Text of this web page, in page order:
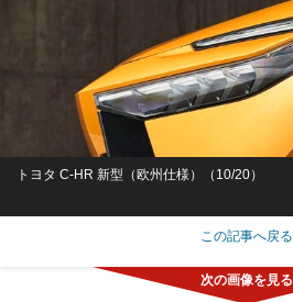
トヨタ C-HR 新型（欧州仕様）（10/20）
この記事へ戻る